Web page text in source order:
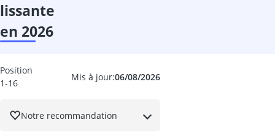
lissante
en 2026
Mis à jour:06/08/2026
Position
1-16
Notre recommandation